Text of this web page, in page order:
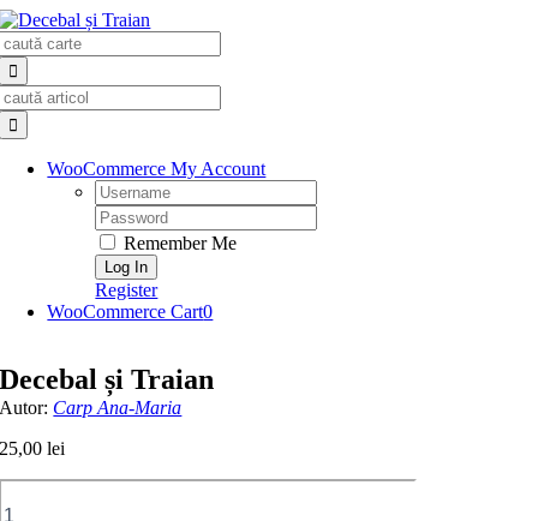
Skip
to
content
WooCommerce My Account
Username:
Password:
Remember Me
Register
WooCommerce Cart0
Decebal și Traian
Autor: Carp Ana-Maria
25,00lei